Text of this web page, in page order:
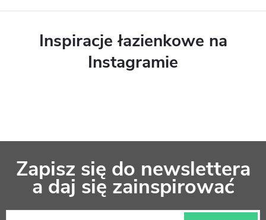
Inspiracje łazienkowe na
Instagramie
Zapisz się do newslettera
a daj się zainspirować